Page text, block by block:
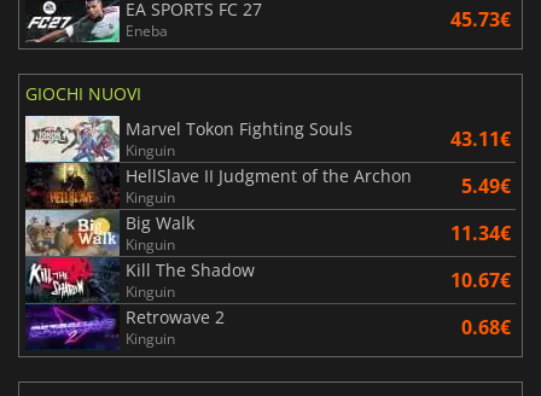
EA SPORTS FC 27
Eneba 45.73€
GIOCHI NUOVI
Marvel Tokon Fighting Souls
Kinguin 43.11€
HellSlave II Judgment of the Archon
Kinguin 5.49€
Big Walk
Kinguin 11.34€
Kill The Shadow
Kinguin 10.67€
Retrowave 2
Kinguin 0.68€